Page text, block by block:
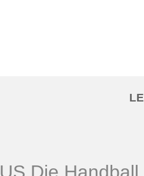
LE
US Die Handball